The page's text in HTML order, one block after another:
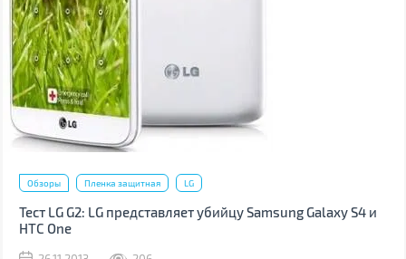
Обзоры Пленка защитная LG
Тест LG G2: LG представляет убийцу Samsung Galaxy S4 и
HTC One